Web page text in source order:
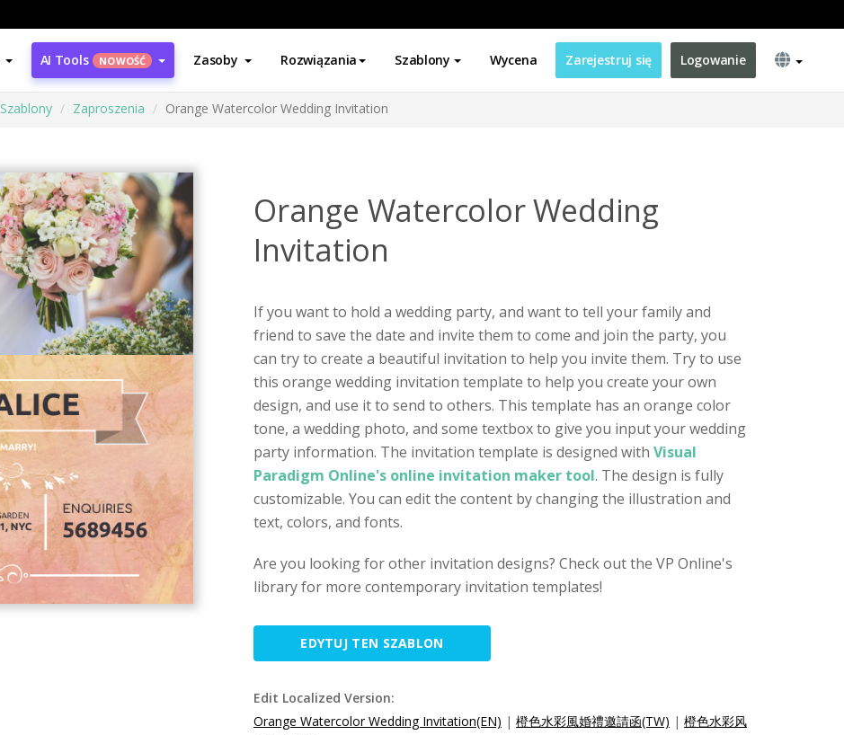
AI Tools NOWOŚĆ Zasoby Rozwiązania Szablony Wycena Zarejestruj się Logowanie
Szablony Zaproszenia Orange Watercolor Wedding Invitation
Orange Watercolor Wedding
Invitation
If you want to hold a wedding party, and want to tell your family and
friend to save the date and invite them to come and join the party, you
can try to create a beautiful invitation to help you invite them. Try to use
this orange wedding invitation template to help you create your own
design, and use it to send to others. This template has an orange color
tone, a wedding photo, and some textbox to give you input your wedding
party information. The invitation template is designed with Visual
Paradigm Online's online invitation maker tool. The design is fully
customizable. You can edit the content by changing the illustration and
text, colors, and fonts.
Are you looking for other invitation designs? Check out the VP Online's
library for more contemporary invitation templates!
EDYTUJ TEN SZABLON
Edit Localized Version:
Orange Watercolor Wedding Invitation(EN) | 橙色水彩風婚禮邀請函(TW) | 橙色水彩风